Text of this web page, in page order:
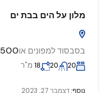
מלון על הים בבת ים
בסבסוד למפונים או500ש״ח
20
20
18 מ"ר
נוסף:דצמבר 27, 2023